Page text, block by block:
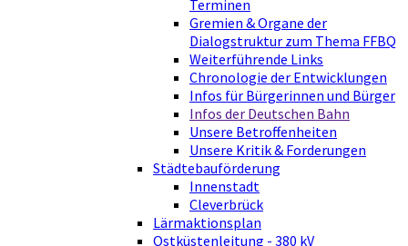
Terminen
Gremien & Organe der
Dialogstruktur zum Thema FFBQ
Weiterführende Links
Chronologie der Entwicklungen
Infos für Bürgerinnen und Bürger
Infos der Deutschen Bahn
Unsere Betroffenheiten
Unsere Kritik & Forderungen
Städtebauförderung
Innenstadt
Cleverbrück
Lärmaktionsplan
Ostküstenleitung - 380 kV